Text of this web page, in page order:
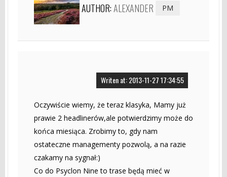
AUTHOR:ALEXANDER PM
Writen at: 2013-11-27 17:34:55
Oczywiście wiemy, że teraz klasyka, Mamy już
prawie 2 headlinerów,ale potwierdzimy może do
końca miesiąca. Zrobimy to, gdy nam
ostateczne managementy pozwolą, a na razie
czakamy na sygnał:)
Co do Psyclon Nine to trase będą mieć w